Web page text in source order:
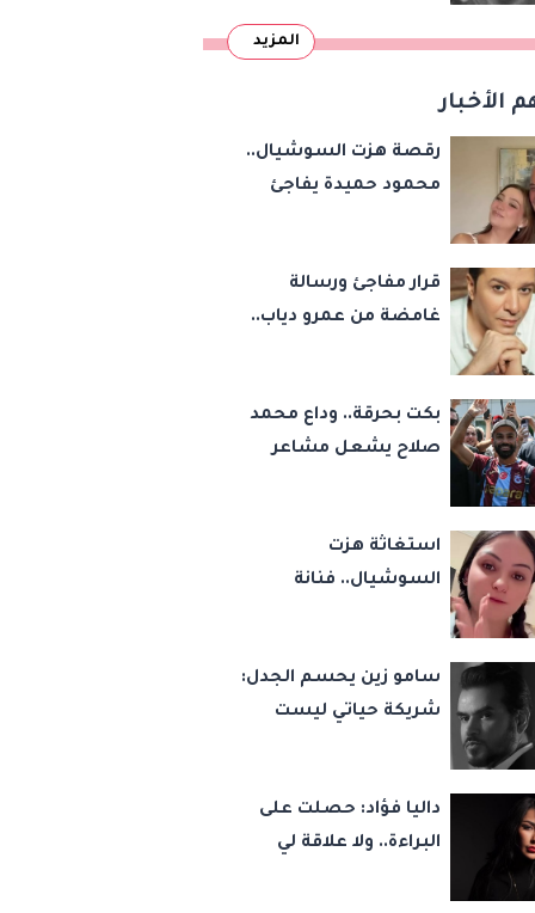
المزيد
الأخبار
رقصة هزت السوشيال..
محمود حميدة يفاجئ
«حرب الفراولة»
قرار مفاجئ ورسالة
غامضة من عمرو دياب..
الموسيقيين
بكت بحرقة.. وداع محمد
صلاح يشعل مشاعر
إلى ناديه الجديد
استغاثة هزت
السوشيال.. فنانة
وتكشف مفاجأة
سامو زين يحسم الجدل:
شريكة حياتي ليست
داليا فؤاد: حصلت على
البراءة.. ولا علاقة لي